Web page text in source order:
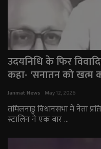
राज्य
खेल
राजनीति
मनोरंजन
उदयनिधि के फिर
कहा- 'सनातन को खत्म
Janmat News May 12, 2026
तमिलनाडु विधानसभा में नेता
स्टालिन ने एक बार ...